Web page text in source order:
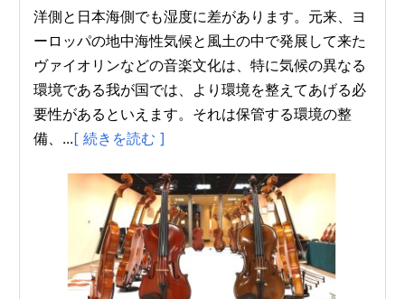
洋側と日本海側でも湿度に差があります。元来、ヨ
ーロッパの地中海性気候と風土の中で発展して来た
ヴァイオリンなどの音楽文化は、特に気候の異なる
環境である我が国では、より環境を整えてあげる必
要性があるといえます。それは保管する環境の整
備、...[ 続きを読む ]